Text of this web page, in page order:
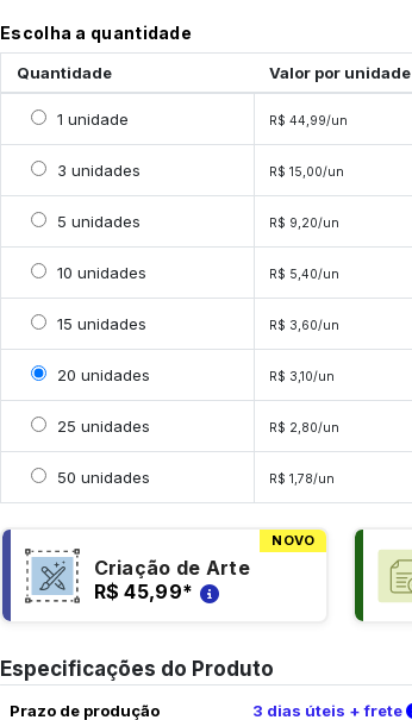
Escolha a quantidade
Quantidade Valor por unidade
Selecionar 1 unidade
1 unidade R$ 44,99/un
Selecionar 3 unidades
3 unidades R$ 15,00/un
Selecionar 5 unidades
5 unidades R$ 9,20/un
Selecionar 10 unidades
10 unidades R$ 5,40/un
Selecionar 15 unidades
15 unidades R$ 3,60/un
Selecionar 20 unidades
20 unidades R$ 3,10/un
Selecionar 25 unidades
25 unidades R$ 2,80/un
Selecionar 50 unidades
50 unidades R$ 1,78/un
NOVO
Criação de Arte
R$ 45,99*
Especificações do Produto
Prazo de produção 3 dias úteis + frete